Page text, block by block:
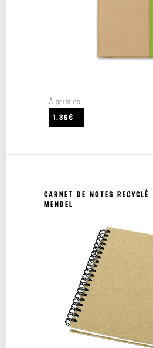
À partir de
1.36€
CARNET DE NOTES RECYCLÉ
MENDEL